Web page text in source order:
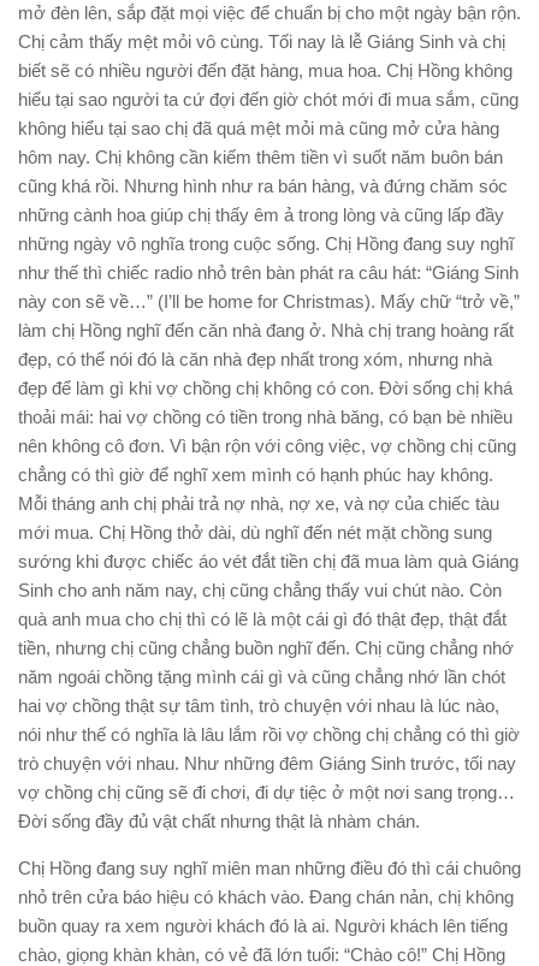
mở đèn lên, sắp đặt mọi việc để chuẩn bị cho một ngày bận rộn.
Chị cảm thấy mệt mỏi vô cùng. Tối nay là lễ Giáng Sinh và chị
biết sẽ có nhiều người đến đặt hàng, mua hoa. Chị Hồng không
hiểu tại sao người ta cứ đợi đến giờ chót mới đi mua sắm, cũng
không hiểu tại sao chị đã quá mệt mỏi mà cũng mở cửa hàng
hôm nay. Chị không cần kiếm thêm tiền vì suốt năm buôn bán
cũng khá rồi. Nhưng hình như ra bán hàng, và đứng chăm sóc
những cành hoa giúp chị thấy êm ả trong lòng và cũng lấp đầy
những ngày vô nghĩa trong cuộc sống. Chị Hồng đang suy nghĩ
như thế thì chiếc radio nhỏ trên bàn phát ra câu hát: “Giáng Sinh
này con sẽ về…” (I’ll be home for Christmas). Mấy chữ “trở về,”
làm chị Hồng nghĩ đến căn nhà đang ở. Nhà chị trang hoàng rất
đẹp, có thể nói đó là căn nhà đẹp nhất trong xóm, nhưng nhà
đẹp để làm gì khi vợ chồng chị không có con. Đời sống chị khá
thoải mái: hai vợ chồng có tiền trong nhà băng, có bạn bè nhiều
nên không cô đơn. Vì bận rộn với công việc, vợ chồng chị cũng
chẳng có thì giờ để nghĩ xem mình có hạnh phúc hay không.
Mỗi tháng anh chị phải trả nợ nhà, nợ xe, và nợ của chiếc tàu
mới mua. Chị Hồng thở dài, dù nghĩ đến nét mặt chồng sung
sướng khi được chiếc áo vét đắt tiền chị đã mua làm quà Giáng
Sinh cho anh năm nay, chị cũng chẳng thấy vui chút nào. Còn
quà anh mua cho chị thì có lẽ là một cái gì đó thật đẹp, thật đắt
tiền, nhưng chị cũng chẳng buồn nghĩ đến. Chị cũng chẳng nhớ
năm ngoái chồng tặng mình cái gì và cũng chẳng nhớ lần chót
hai vợ chồng thật sự tâm tình, trò chuyện với nhau là lúc nào,
nói như thế có nghĩa là lâu lắm rồi vợ chồng chị chẳng có thì giờ
trò chuyện với nhau. Như những đêm Giáng Sinh trước, tối nay
vợ chồng chị cũng sẽ đi chơi, đi dự tiệc ở một nơi sang trọng…
Đời sống đầy đủ vật chất nhưng thật là nhàm chán.
Chị Hồng đang suy nghĩ miên man những điều đó thì cái chuông
nhỏ trên cửa báo hiệu có khách vào. Đang chán nản, chị không
buồn quay ra xem người khách đó là ai. Người khách lên tiếng
chào, giọng khàn khàn, có vẻ đã lớn tuổi: “Chào cô!” Chị Hồng